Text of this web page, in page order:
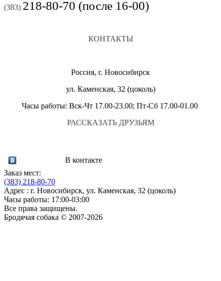
(383) 218-80-70 (после 16-00)
КОНТАКТЫ
Россия, г. Новосибирск
ул. Каменская, 32 (цоколь)
Часы работы: Вск-Чт 17.00-23.00; Пт-Сб 17.00-01.00
РАССКАЗАТЬ ДРУЗЬЯМ
В контакте
Заказ мест:
(383) 218-80-70
Адрес : г. Новосибирск, ул. Каменская, 32 (цоколь)
Часы работы: 17:00-03:00
Все права защищены.
Бродячая собака © 2007-2026